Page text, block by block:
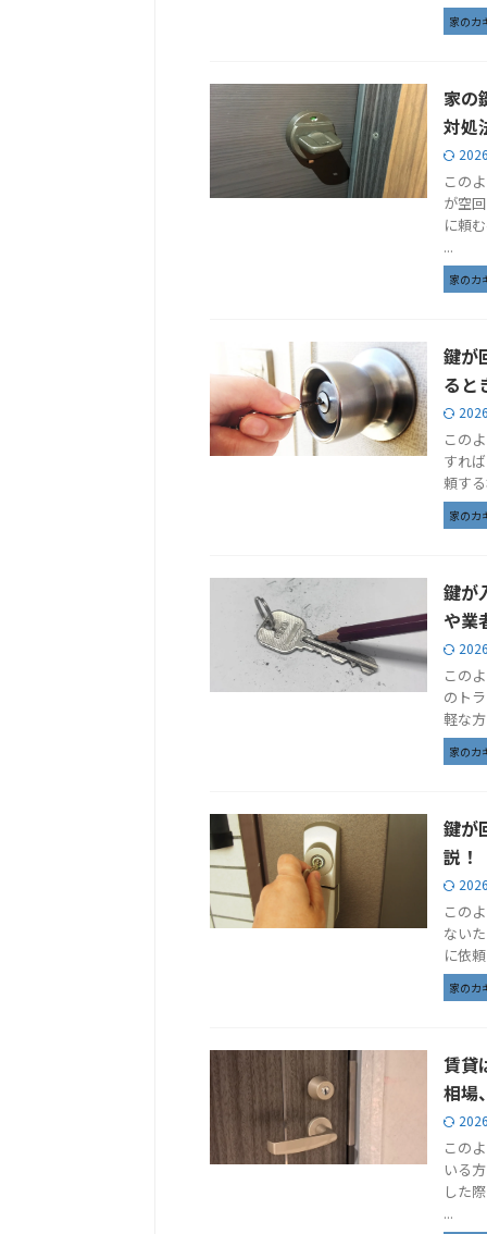
家のカ
家の
対処
この
が空
に頼
...
家のカ
鍵が
ると
この
すれ
頼す
家のカ
鍵が
や業
この
のト
軽な
家のカ
鍵が
説！
この
ない
に依
家のカ
賃貸
相場
この
いる
した
...